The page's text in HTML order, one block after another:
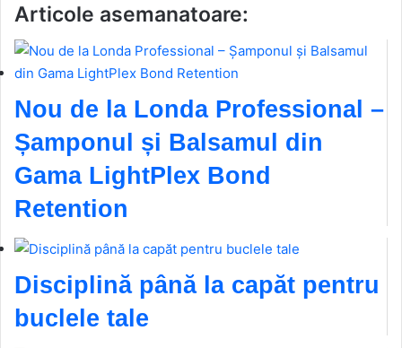
Articole asemanatoare:
Nou de la Londa Professional –
Șamponul și Balsamul din
Gama LightPlex Bond
Retention
Disciplină până la capăt pentru
buclele tale